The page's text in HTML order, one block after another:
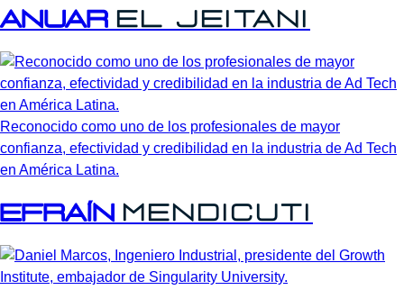
Anuar El Jeitani
Reconocido como uno de los profesionales de mayor
confianza, efectividad y credibilidad en la industria de Ad Tech
en América Latina.
Efraín Mendicuti